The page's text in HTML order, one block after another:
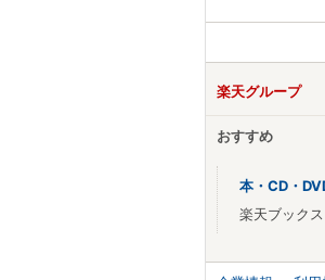
楽天グループ
おすすめ
本・CD・
楽天ブックス